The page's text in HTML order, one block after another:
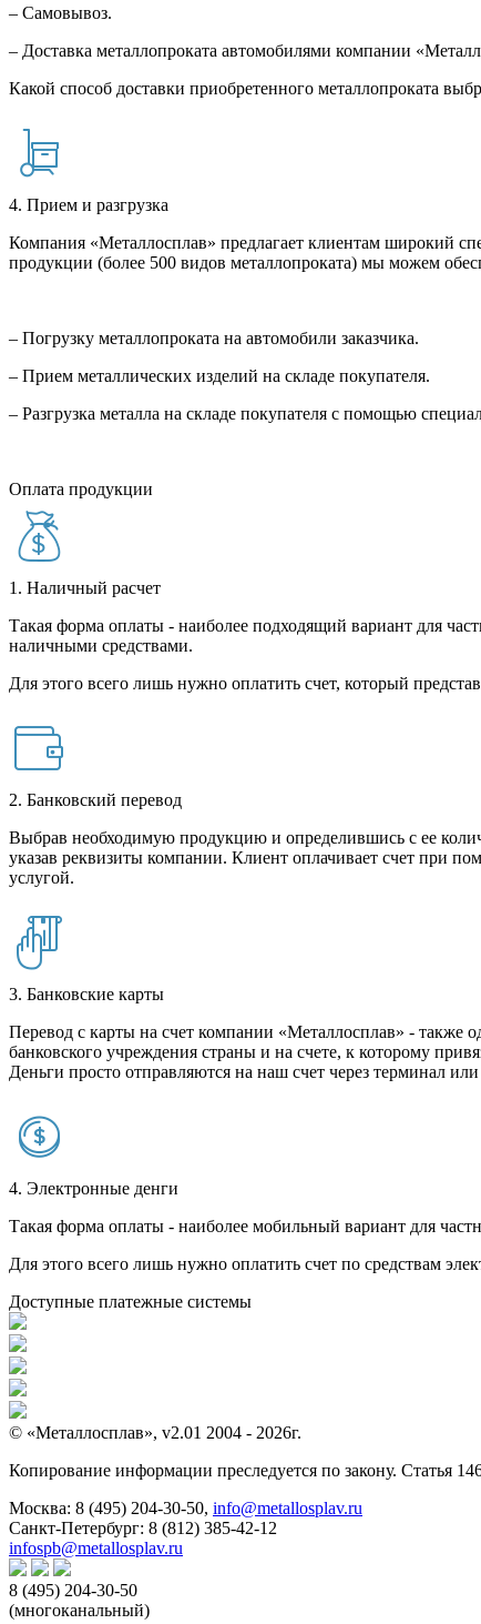
– Самовывоз.
– Доставка металлопроката автомобилями компании
Какой способ доставки приобретенного металлопроката
4. Прием и разгрузка
Компания «Металлосплав» предлагает клиентам широкий
продукции (более 500 видов металлопроката) мы можем
– Погрузку металлопроката на автомобили заказчика.
– Прием металлических изделий на складе покупателя.
– Разгрузка металла на складе покупателя с помощью
Оплата продукции
1. Наличный расчет
Такая форма оплаты - наиболее подходящий вариант для
наличными средствами.
Для этого всего лишь нужно оплатить счет, который
2. Банковский перевод
Выбрав необходимую продукцию и определившись с ее
указав реквизиты компании. Клиент оплачивает счет при
услугой.
3. Банковские карты
Перевод с карты на счет компании «Металлосплав» - также
банковского учреждения страны и на счете, к которому
Деньги просто отправляются на наш счет через терминал
4. Электронные денги
Такая форма оплаты - наиболее мобильный вариант для
Для этого всего лишь нужно оплатить счет по средствам
Доступные платежные системы
© «Металлосплав», v2.01 2004 - 2026г.
Копирование информации преследуется по закону. Статья
Москва: 8 (495) 204-30-50, info@metallosplav.ru
Санкт-Петербург: 8 (812) 385-42-12
infospb@metallosplav.ru
8 (495) 204-30-50
(многоканальный)